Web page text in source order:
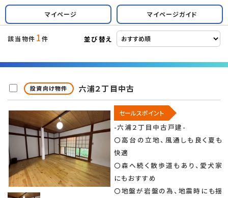
マイページ マイページガイド
該当物件 1件 並び替え
投資向け物件 六浦２丁目中古
セールスポイント
-六浦２丁目中古戸建-
〇高台の立地、風通しも良く夏も
快適
〇森へ続く散歩道もあり、愛犬家
にもおすすめ
〇地盤が岩盤の為、地震時にも揺